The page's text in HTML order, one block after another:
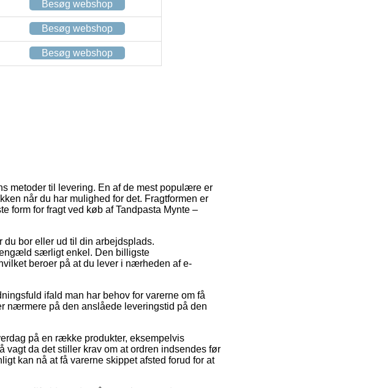
Besøg webshop
Besøg webshop
Besøg webshop
metoder til levering. En af de mest populære er
når du har mulighed for det. Fragtformen er
form for fragt ved køb af Tandpasta Mynte –
bor eller ud til din arbejdsplads.
særligt enkel. Den billigste
beroer på at du lever i nærheden af e-
ifald man har behov for varerne om få
nærmere på den anslåede leveringstid på den
på en række produkter, eksempelvis
da det stiller krav om at ordren indsendes før
kan nå at få varerne skippet afsted forud for at